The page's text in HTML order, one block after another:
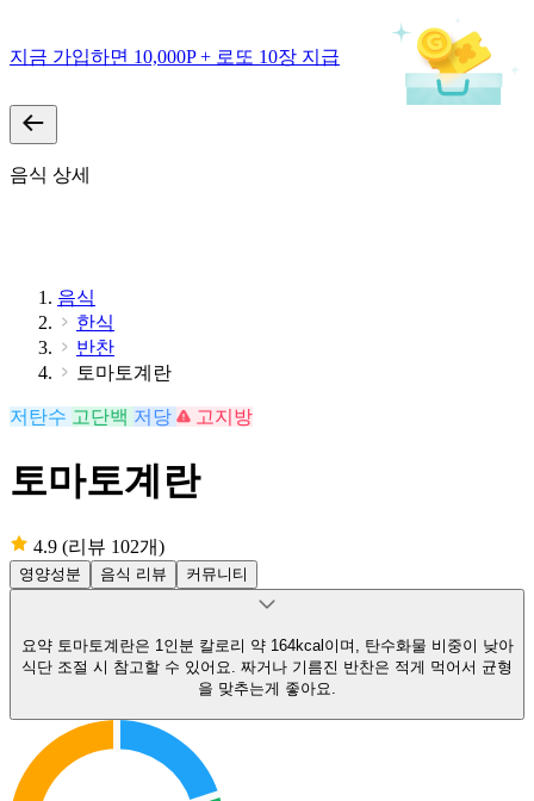
지금 가입하면 10,000P + 로또 10장 지급
음식 상세
음식
한식
반찬
토마토계란
저탄수 고단백 저당 고지방
토마토계란
4.9 (리뷰 102개)
영양성분 음식 리뷰 커뮤니티
요약 토마토계란은 1인분 칼로리 약 164kcal이며, 탄수화물 비중이 낮아
식단 조절 시 참고할 수 있어요. 짜거나 기름진 반찬은 적게 먹어서 균형
을 맞추는게 좋아요.